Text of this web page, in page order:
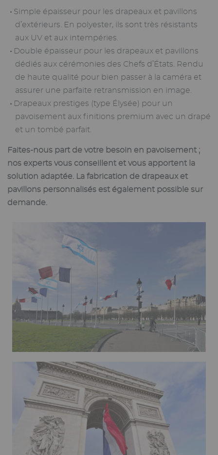
Simple épaisseur pour les drapeaux et pavillons
d’extérieurs. En polyester, ils sont très résistants
aux UV et aux intempéries.
Double épaisseur pour les drapeaux et pavillons
dédiés aux cérémonies des Chefs d’États. Rendu
de haute qualité pour bien passer à la caméra et
assurer une parfaite retransmission en image.
Drapeaux prestiges (type Élysée) pour un
pavoisement aux finitions premium avec un drapé
et un tombé parfait.
Faites-nous part de votre besoin en pavoisement ;
nos experts vous conseillent et vous apportent la
solution adaptée. La fabrication de drapeaux et
pavillons personnalisés est également possible sur
demande.